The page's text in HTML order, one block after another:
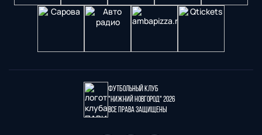
Футбольный клуб
"Нижний Новгород" 2026
Все права защищены